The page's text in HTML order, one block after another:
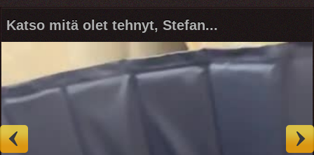
Katso mitä olet tehnyt, Stefan...